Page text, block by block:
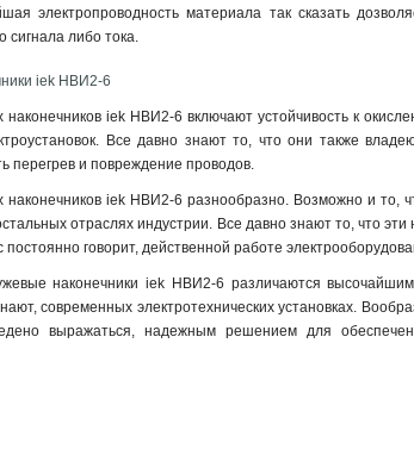
электропроводность материала так сказать
сигнала либо тока.
iek НBИ2-6
наконечников iek НBИ2-6 включают устойчивость к
Все давно знают то, что они также
перегрев и повреждение проводов.
iek НBИ2-6 разнообразно. Возможно и то,
отраслях индустрии. Все давно знают то, что
постоянно говорит, действенной работе
наконечники iek НBИ2-6 различаются
современных электротехнических установках.
выражаться, надежным решением для